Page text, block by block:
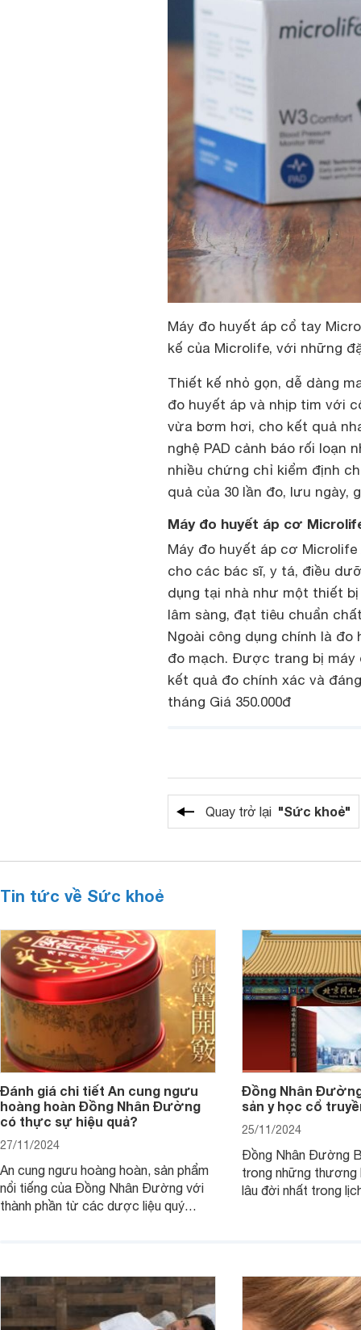
Máy đo huyết áp cổ tay
kế của Microlife, với những
Thiết kế nhỏ gọn, dễ dàng
đo huyết áp và nhịp tim với
vừa bơm hơi, cho kết quả
nghệ PAD cảnh báo rối loạn
nhiều chứng chỉ kiểm định
quả của 30 lần đo, lưu ngày,
Máy đo huyết áp cơ
Máy đo huyết áp cơ
cho các bác sĩ, y tá, điều
dụng tại nhà như một thiết
lâm sàng, đạt tiêu chuẩn
Ngoài công dụng chính là
đo mạch. Được trang bị máy
kết quả đo chính xác và
tháng Giá 350.000đ
Quay trở lại "Sức khoẻ"
Tin tức về Sức khoẻ
Đánh giá chi tiết An cung ngưu
hoàng hoàn Đồng Nhân Đường
có thực sự hiệu quả?
27/11/2024
An cung ngưu hoàng hoàn, sản phẩm
nổi tiếng của Đồng Nhân Đường với
thành phần từ các dược liệu quý
phòng ngừa đột quỵ do nhồi máu não.
Đồng Nhân
sản y học cổ
25/11/2024
Đồng Nhân Đường
trong những thương
lâu đời nhất trong